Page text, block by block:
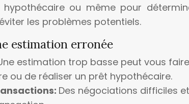
hypothécaire ou même pour
les problèmes potentiels.
estimation erronée
estimation trop basse peut vous
ou de réaliser un prêt hypothécaire.
Des négociations difficiles